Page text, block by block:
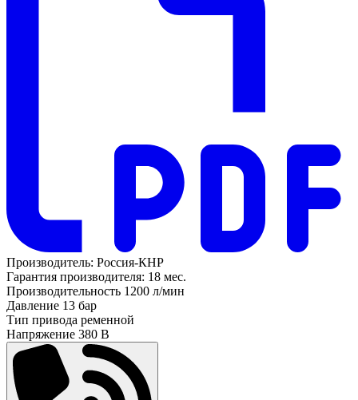
Производитель: Россия-КНР
Гарантия производителя: 18 мес.
Производительность 1200 л/мин
Давление 13 бар
Тип привода ременной
Напряжение 380 В